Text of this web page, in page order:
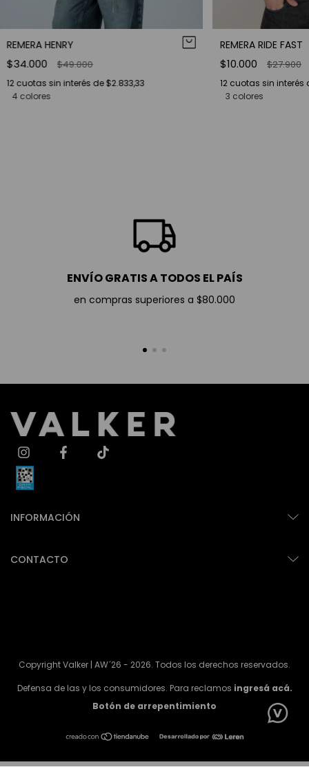
REMERA HENRY
$34.000 $49.000
12cuotas sin interés de$2.833,33
4 colores
REMERA RIDE FAST
$10.000 $27.900
12 cuotas sin interés
3 colores
ENVÍO GRATIS A TODOS EL PAÍS
en compras superiores a $80.000
INFORMACIÓN
CONTACTO
Copyright Valker | AW´26 - 2026. Todos los derechos reservados.
Defensa de las y los consumidores. Para reclamos ingresá acá.
Botón de arrepentimiento